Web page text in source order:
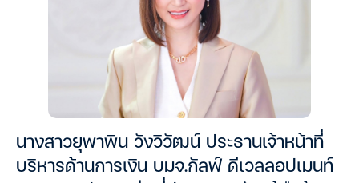
นางสาวยุพาพิน วังวิวัฒน์ ประธานเจ้าหน้าที่
บริหารด้านการเงิน บมจ.กัลฟ์ ดีเวลลอปเมนท์